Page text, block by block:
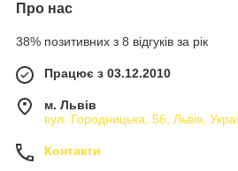
Про нас
38% позитивних з 8 відгуків за рік
Працює з 03.12.2010
м. Львів
вул. Городницька, 56, Львів,
Контакти